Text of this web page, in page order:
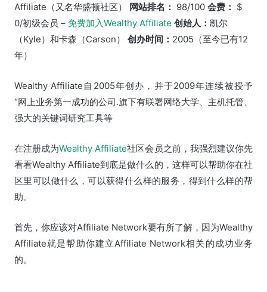
Affiliate（又名华盛顿社区） 网站排名： 98/100 会费： $
0/初级会员 – 免费加入Wealthy Affiliate 创始人： 凯尔
（Kyle）和卡森（Carson） 创办时间： 2005（至今已有12
年）
Wealthy Affiliate自2005年创办，并于2009年连续被授予
“网上业务第一成功的公司.旗下有联署网络大学、主机托管、
强大的关键词研究工具等
在注册成为Wealthy Affiliate社区会员之前，我强烈建议你先
看看Wealthy Affiliate到底是做什么的，这样可以帮助你在社
区里可以做什么，可以获得什么样的服务，得到什么样的帮
助。
首先，你应该对Affiliate Network要有所了解，因为Wealthy
Affiliate就是帮助你建立Affiliate Network相关的成功业务
的。